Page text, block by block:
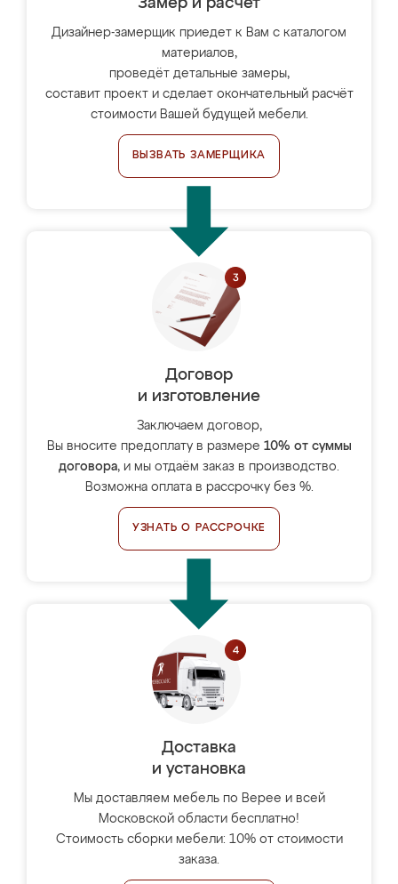
Замер и расчет
Дизайнер-замерщик приедет к Вам с каталогом
материалов,
проведёт детальные замеры,
составит проект и сделает окончательный расчёт
стоимости Вашей будущей мебели.
ВЫЗВАТЬ ЗАМЕРЩИКА
Договор
и изготовление
Заключаем договор,
Вы вносите предоплату в размере 10% от суммы
договора, и мы отдаём заказ в производство.
Возможна оплата в рассрочку без %.
УЗНАТЬ О РАССРОЧКЕ
Доставка
и установка
Мы доставляем мебель по Верее и всей
Московской области бесплатно!
Стоимость сборки мебели: 10% от стоимости
заказа.